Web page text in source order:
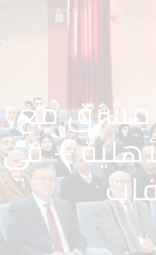
الأهلية –
بيئة تحفز
مشرق مع
– في